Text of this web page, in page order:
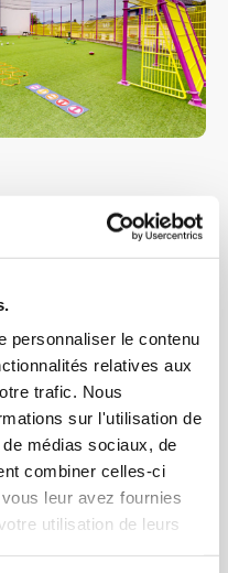
personnaliser le contenu
relatives aux
trafic. Nous
sur l'utilisation de
médias sociaux, de
combiner celles-ci
leur avez fournies
utilisation de leurs
mit der
Entwicklung zu
im Monat die
unter anderem,
angeboten. Wir
dann in unserer